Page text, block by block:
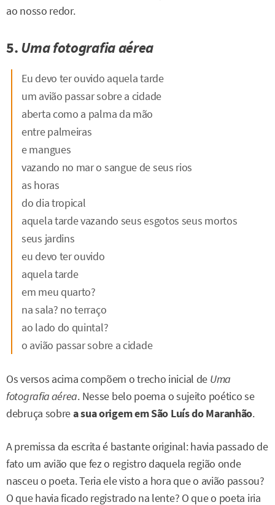
ao nosso redor.
5.Uma fotografia aérea
Eu devo ter ouvido aquela tarde
um avião passar sobre a cidade
aberta como a palma da mão
entre palmeiras
e mangues
vazando no mar o sangue de seus rios
as horas
do dia tropical
aquela tarde vazando seus esgotos seus mortos
seus jardins
eu devo ter ouvido
aquela tarde
em meu quarto?
na sala? no terraço
ao lado do quintal?
o avião passar sobre a cidade
Os versos acima compõem o trecho inicial de Uma
fotografia aérea. Nesse belo poema o sujeito poético se
debruça sobrea sua origem em São Luís do Maranhão.
A premissa da escrita é bastante original: havia passado de
fato um avião que fez o registro daquela região onde
nasceu o poeta. Teria ele visto a hora que o avião passou?
O que havia ficado registrado na lente? O que o poeta iria